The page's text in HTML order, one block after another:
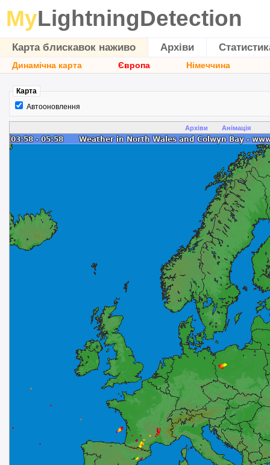
MyLightningDetection
Карта блискавок наживо Архіви
Динамічна карта Європа Німеччина
Карта
Автооновлення
Архіви Анімація